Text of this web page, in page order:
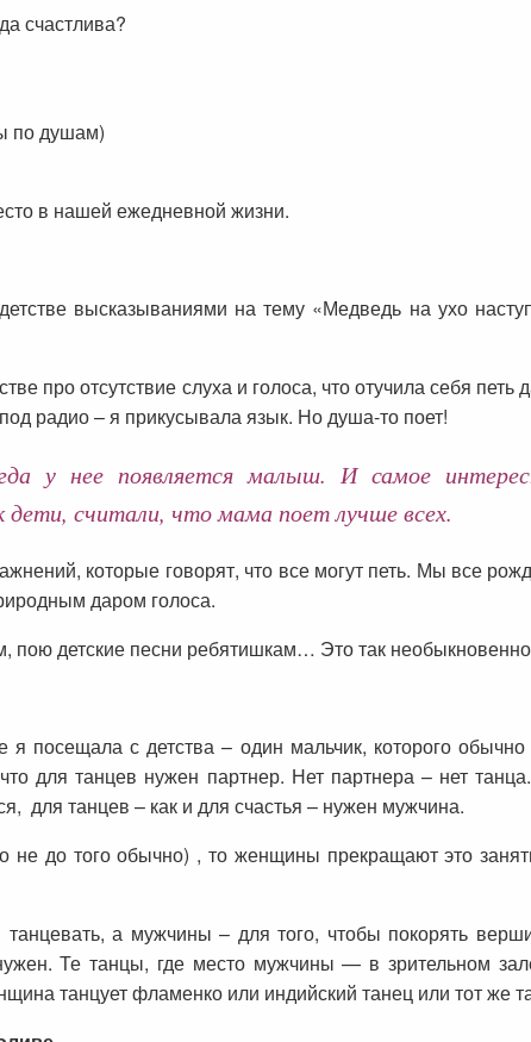
счастлива?
по душам)
в нашей ежедневной жизни.
высказываниями на тему «Медведь на ухо
про отсутствие слуха и голоса, что отучила себя
радио – я прикусывала язык. Но душа-то поет!
у нее появляется малыш. И самое
считали, что мама поет лучше всех.
которые говорят, что все могут петь. Мы все
даром голоса.
пою детские песни ребятишкам… Это так
посещала с детства – один мальчик, которого
для танцев нужен партнер. Нет партнера – нет
для танцев – как и для счастья – нужен мужчина.
не до того обычно) , то женщины прекращают это
а мужчины – для того, чтобы покорять
Те танцы, где место мужчины — в зрительном
танцует фламенко или индийский танец или тот же